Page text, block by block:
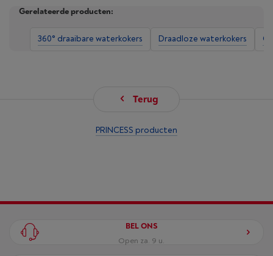
Gerelateerde producten:
360° draaibare waterkokers Draadloze waterkokers
Terug
PRINCESS producten
BEL ONS
Open za. 9 u.